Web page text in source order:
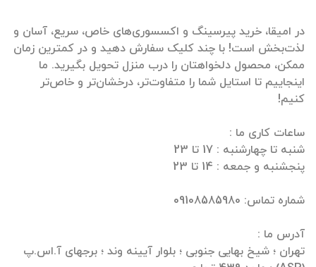
در امیقا، خرید پیرسینگ و اکسسوری‌های خاص، سریع، آسان و
لذت‌بخش است! با چند کلیک سفارش دهید و در کمترین زمان
ممکن، محصول دلخواهتان را درب منزل تحویل بگیرید. ما
اینجاییم تا استایل شما را متفاوت‌تر، درخشان‌تر و خاص‌تر
تهران ؛ شیخ بهایی جنوبی ؛ بلوار آیینه وند ؛ برجهای آ.اس.پ